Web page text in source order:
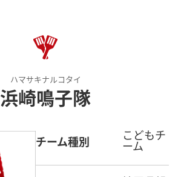
ハマサキナルコタイ
浜崎鳴子隊
チーム種別
こどもチ
ーム